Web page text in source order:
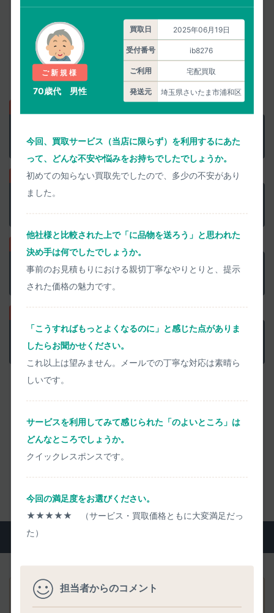
ご新規様
70歳代 男性
買取日 2025年06月19日
受付番号 ib8276
ご利用 宅配買取
発送元 埼玉県さいたま市浦和区
今回、買取サービス（当店に限らず）を利用するにあた
って、どんな不安や悩みをお持ちでしたでしょうか。
初めての知らない買取先でしたので、多少の不安があり
ました。
他社様と比較された上で「に品物を送ろう」と思われた
決め手は何でしたでしょうか。
事前のお見積もりにおける親切丁寧なやりとりと、提示
された価格の魅力です。
「こうすればもっとよくなるのに」と感じた点がありま
したらお聞かせください。
これ以上は望みません。メールでの丁寧な対応は素晴ら
しいです。
サービスを利用してみて感じられた「のよいところ」は
どんなところでしょうか。
クイックレスポンスです。
今回の満足度をお選びください。
★★★★★ （サービス・買取価格ともに大変満足だっ
た）
担当者からのコメント
宅配買取 店頭買取
自宅にいながら買取がすべて完了。
買取代金のお支払いもお待たせしません。
当日中に正確に査定します
正確な査定価格で
買取上限価格にご注意を
事前査定に納得なら集荷を申込み
ウェブで簡単に申込めます
検品結果承諾で即日お振込み
迅速丁寧に清掃検品します
― お品物到着当日に検品・お支払い ―
画像や動画を用いて、検品結果を丁寧にご説明
事前査定価格から実際の買取価格がアップすることはあり
ますか？